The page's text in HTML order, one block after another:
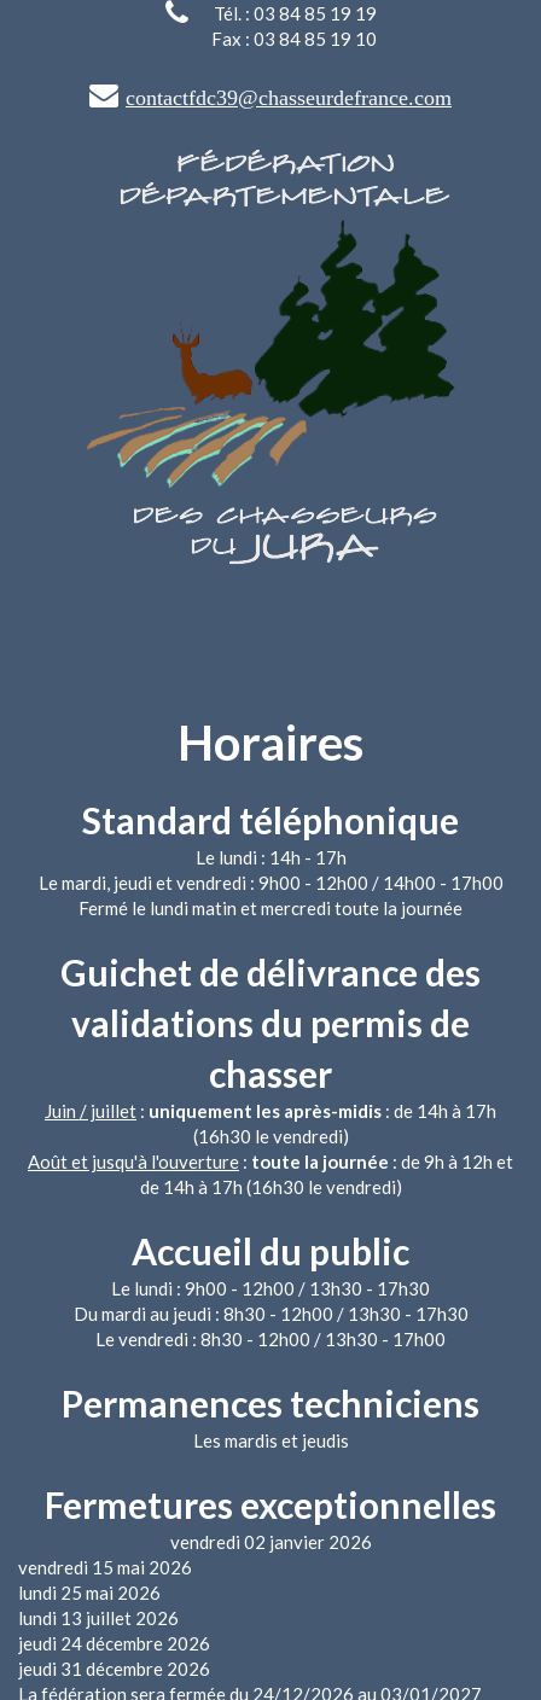
Tél. : 03 84 85 19 19
Fax : 03 84 85 19 10
contactfdc39@chasseurdefrance.com
Horaires
Standard téléphonique
Le lundi : 14h - 17h
Le mardi, jeudi et vendredi : 9h00 - 12h00 / 14h00 - 17h00
Fermé le lundi matin et mercredi toute la journée
Guichet de délivrance des
validations du permis de
chasser
Juin / juillet : uniquement les après-midis : de 14h à 17h
(16h30 le vendredi)
Août et jusqu'à l'ouverture : toute la journée : de 9h à 12h et
de 14h à 17h (16h30 le vendredi)
Accueil du public
Le lundi : 9h00 - 12h00 / 13h30 - 17h30
Du mardi au jeudi : 8h30 - 12h00 / 13h30 - 17h30
Le vendredi : 8h30 - 12h00 / 13h30 - 17h00
Permanences techniciens
Les mardis et jeudis
Fermetures exceptionnelles
vendredi 02 janvier 2026
vendredi 15 mai 2026
lundi 25 mai 2026
lundi 13 juillet 2026
jeudi 24 décembre 2026
jeudi 31 décembre 2026
La fédération sera fermée du 24/12/2026 au 03/01/2027